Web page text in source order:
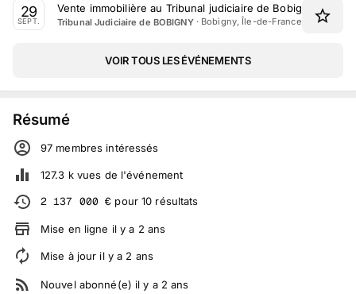
29
SEPT.
Vente immobilière au Tribunal judiciaire de Bobigny le 29
Tribunal Judiciaire de BOBIGNY· Bobigny, Île-de-France
VOIR TOUS LES ÉVÉNEMENTS
Résumé
97 membres intéressés
127.3 kvues de l'événement
2 137 000 € pour10 résultats
Mise en ligne il y a 2 ans
Mise à jour il y a 2 ans
Nouvel abonné(e) il y a 2 ans